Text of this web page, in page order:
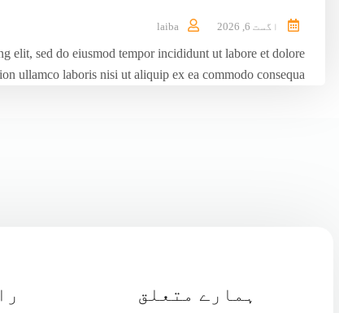
اگست 6, 2026 laiba
elit, sed do eiusmod tempor incididunt ut labore et dolore
ullamco laboris nisi ut aliquip ex ea commodo consequa...
ہمارے متعلق